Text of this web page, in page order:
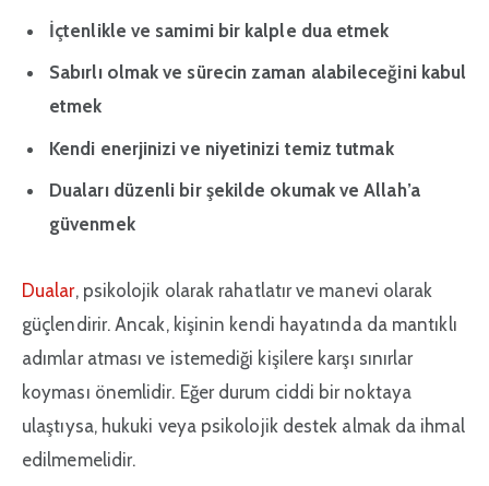
İçtenlikle ve samimi bir kalple dua etmek
Sabırlı olmak ve sürecin zaman alabileceğini kabul
etmek
Kendi enerjinizi ve niyetinizi temiz tutmak
Duaları düzenli bir şekilde okumak ve Allah’a
güvenmek
Dualar, psikolojik olarak rahatlatır ve manevi olarak
güçlendirir. Ancak, kişinin kendi hayatında da mantıklı
adımlar atması ve istemediği kişilere karşı sınırlar
koyması önemlidir. Eğer durum ciddi bir noktaya
ulaştıysa, hukuki veya psikolojik destek almak da ihmal
edilmemelidir.